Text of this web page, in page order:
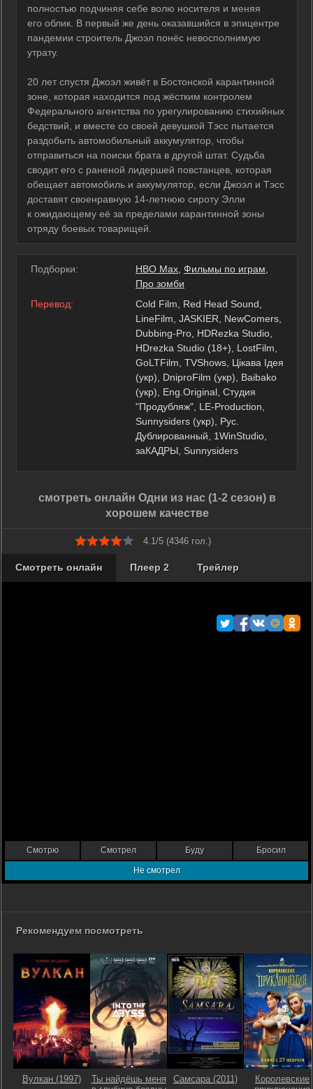
полностью подчиняя себе волю носителя и меняя
его облик. В первый же день оказавшийся в эпицентре
пандемии строитель Джоэл понёс невосполнимую
утрату.
20 лет спустя Джоэл живёт в Бостонской карантинной
зоне, которая находится под жёстким контролем
Федерального агентства по урегулированию стихийных
бедствий, и вместе со своей девушкой Тэсс пытается
раздобыть автомобильный аккумулятор, чтобы
отправиться на поиски брата в другой штат. Судьба
сводит его с раненой лидершей повстанцев, которая
обещает автомобиль и аккумулятор, если Джоэл и Тэсс
доставят своенравную 14-летнюю сироту Элли
к ожидающему её за пределами карантинной зоны
отряду боевых товарищей.
Подборки: HBO Max Фильмы по играм
Про зомби
Перевод:
Cold Film, Red Head Sound,
LineFilm, JASKIER, NewComers,
Dubbing-Pro, HDRezka Studio,
HDrezka Studio (18+), LostFilm,
GoLTFilm, TVShows, Цікава Ідея
(укр), DniproFilm (укр), Baibako
(укр), Eng.Original, Студия
"Продубляж", LE-Production,
Sunnysiders (укр), Рус.
Дублированный, 1WinStudio,
заКАДРЫ, Sunnysiders
смотреть онлайн Одни из нас (1-2 сезон) в
хорошем качестве
4.1/5 (4346 гол.)
Смотреть онлайн Плеер 2 Трейлер
Смотрю Смотрел Буду Бросил
Не смотрел
Рекомендуем посмотреть
Вулкан (1997)
Ты найдёшь меня
Самсара (2011)
Королевские